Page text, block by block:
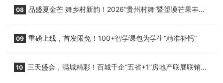
08 品盛夏金芒 舞乡村新韵！2026“贵州村舞”暨望谟芒果丰收
09 重磅上线，首发限免！100+智学课包为学生“精准补钙”
10 三天盛会，满城精彩！百城千企“五省+1”房地产联展联销活